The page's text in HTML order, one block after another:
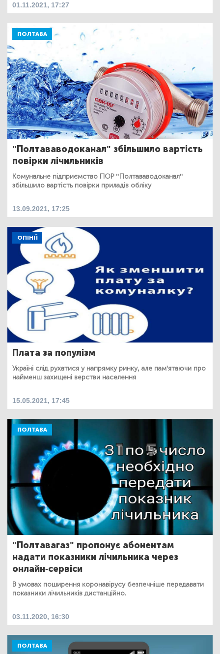
01.11.2021, 17:27
ПОЛТАВА
"Полтававодоканал" збільшило вартість
повірки лічильників
Комунальне підприємство ПОР "Полтававодоканал"
збільшило вартість повірки приладів обліку
13.09.2021, 17:25
ОПІНІЇ
Плата за популізм
Україні слід рухатися у напрямку ринку, але пам'ятаючи про
найменш захищені верстви населення
15.05.2021, 17:45
ПОЛТАВА
"Полтавагаз" пропонує абонентам
надати показники лічильника через
онлайн-сервіси
В умовах поширення коронавірусу безпечніше передавати
показники лічильників дистанційно.
03.11.2020, 16:30
ПОЛТАВА